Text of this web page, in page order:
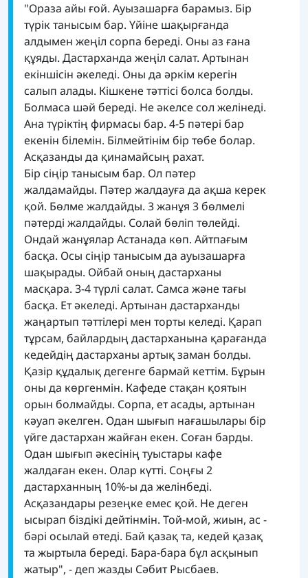
"Ораза айы ғой. Ауызашарға барамыз. Бір
түрік танысым бар. Үйіне шақырғанда
алдымен жеңіл сорпа береді. Оны аз ғана
құяды. Дастарханда жеңіл салат. Артынан
екіншісін әкеледі. Оны да әркім керегін
салып алады. Кішкене тәттісі болса болды.
Болмаса шәй береді. Не әкелсе сол желінеді.
Ана түріктің фирмасы бар. 4-5 пәтері бар
екенін білемін. Білмейтінім бір төбе болар.
Асқазанды да қинамайсың рахат.
Бір сіңір танысым бар. Ол пәтер
жалдамайды. Пәтер жалдауға да ақша керек
қой. Бөлме жалдайды. 3 жанұя 3 бөлмелі
пәтерді жалдайды. Солай бөліп төлейді.
Ондай жанұялар Астанада көп. Айтпағым
басқа. Осы сіңір танысым да ауызашарға
шақырады. Ойбай оның дастарханы
масқара. 3-4 түрлі салат. Самса және тағы
басқа. Ет әкеледі. Артынан дастарханды
жаңартып тәттілері мен торты келеді. Қарап
тұрсам, байлардың дастарханына қарағанда
кедейдің дастарханы артық заман болды.
Қазір құдалық дегенге бармай кеттім. Бұрын
оны да көргенмін. Кафеде стақан қоятын
орын болмайды. Сорпа, ет асады, артынан
кәуап әкелген. Одан шығып нағашылары бір
үйге дастархан жайған екен. Соған барды.
Одан шығып әкесінің туыстары кафе
жалдаған екен. Олар күтті. Соңғы 2
дастарханның 10%-ы да желінбеді.
Асқазандары резеңке емес қой. Не деген
ысырап біздікі дейтінмін. Той-мой, жиын, ас -
бәрі осылай өтеді. Бай қазақ та, кедей қазақ
та жыртыла береді. Бара-бара бұл асқынып
жатыр", - деп жазды Сәбит Рысбаев.